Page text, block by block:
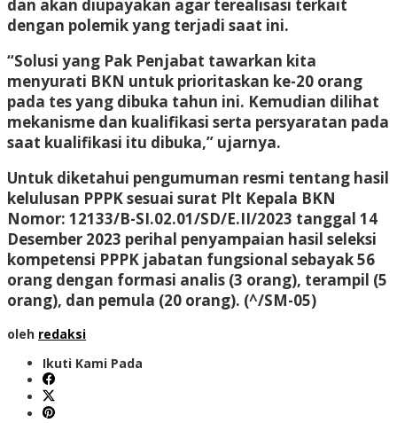
dan akan diupayakan agar terealisasi terkait
dengan polemik yang terjadi saat ini.
“Solusi yang Pak Penjabat tawarkan kita
menyurati BKN untuk prioritaskan ke-20 orang
pada tes yang dibuka tahun ini. Kemudian dilihat
mekanisme dan kualifikasi serta persyaratan pada
saat kualifikasi itu dibuka,” ujarnya.
Untuk diketahui pengumuman resmi tentang hasil
kelulusan PPPK sesuai surat Plt Kepala BKN
Nomor: 12133/B-SI.02.01/SD/E.II/2023 tanggal 14
Desember 2023 perihal penyampaian hasil seleksi
kompetensi PPPK jabatan fungsional sebayak 56
orang dengan formasi analis (3 orang), terampil (5
orang), dan pemula (20 orang). (^/SM-05)
oleh redaksi
Ikuti Kami Pada